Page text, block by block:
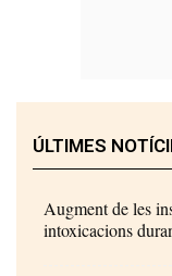
ÚLTIMES
Augment de les
intoxicacions